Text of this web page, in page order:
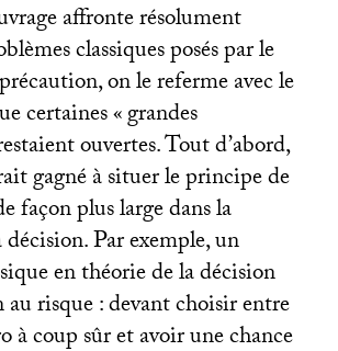
affronte résolument
classiques posés par le
on le referme avec le
certaines «grandes
ouvertes. Tout d’abord,
gagné à situer le principe de
façon plus large dans la
Par exemple, un
en théorie de la décision
au risque : devant choisir entre
à coup sûr et avoir une chance